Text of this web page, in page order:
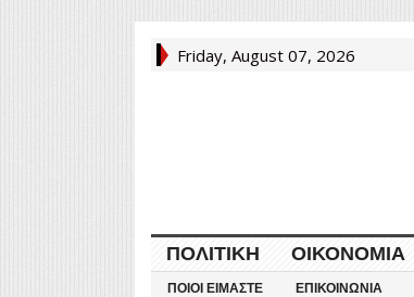
Friday, August 07, 2026
ΠΟΛΙΤΙΚΉ ΟΙΚΟΝΟΜΊΑ
ΠΟΙΟΙ ΕΊΜΑΣΤΕ ΕΠΙΚΟΙΝΩΝΊΑ